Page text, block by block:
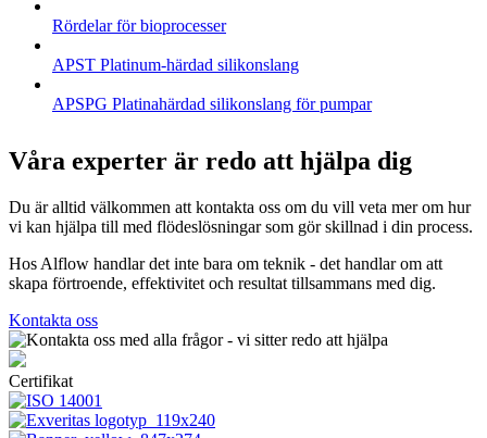
Rördelar för bioprocesser
APST Platinum-härdad silikonslang
APSPG Platinahärdad silikonslang för pumpar
Våra experter är redo att hjälpa dig
Du är alltid välkommen att kontakta oss om du vill veta mer om hur
vi kan hjälpa till med flödeslösningar som gör skillnad i din process.
Hos Alflow handlar det inte bara om teknik - det handlar om att
skapa förtroende, effektivitet och resultat tillsammans med dig.
Kontakta oss
Certifikat